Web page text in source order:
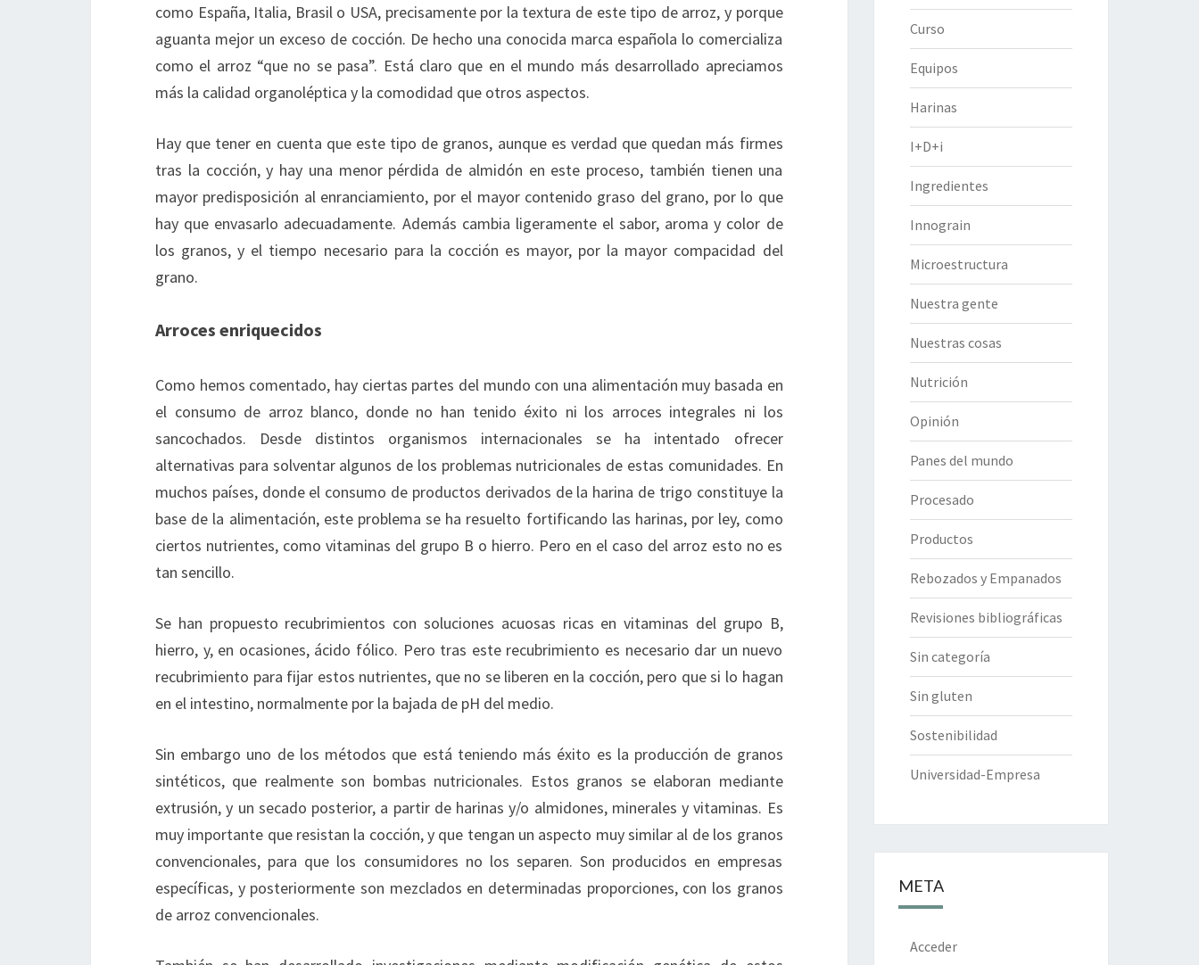
como España, Italia, Brasil o USA, precisamente por la textura de este tipo de arroz, y porque
aguanta mejor un exceso de cocción. De hecho una conocida marca española lo comercializa
como el arroz “que no se pasa”. Está claro que en el mundo más desarrollado apreciamos
más la calidad organoléptica y la comodidad que otros aspectos.
Hay que tener en cuenta que este tipo de granos, aunque es verdad que quedan más firmes
tras la cocción, y hay una menor pérdida de almidón en este proceso, también tienen una
mayor predisposición al enranciamiento, por el mayor contenido graso del grano, por lo que
hay que envasarlo adecuadamente. Además cambia ligeramente el sabor, aroma y color de
los granos, y el tiempo necesario para la cocción es mayor, por la mayor compacidad del
grano.
Arroces enriquecidos
Como hemos comentado, hay ciertas partes del mundo con una alimentación muy basada en
el consumo de arroz blanco, donde no han tenido éxito ni los arroces integrales ni los
sancochados. Desde distintos organismos internacionales se ha intentado ofrecer
alternativas para solventar algunos de los problemas nutricionales de estas comunidades. En
muchos países, donde el consumo de productos derivados de la harina de trigo constituye la
base de la alimentación, este problema se ha resuelto fortificando las harinas, por ley, como
ciertos nutrientes, como vitaminas del grupo B o hierro. Pero en el caso del arroz esto no es
tan sencillo.
Se han propuesto recubrimientos con soluciones acuosas ricas en vitaminas del grupo B,
hierro, y, en ocasiones, ácido fólico. Pero tras este recubrimiento es necesario dar un nuevo
recubrimiento para fijar estos nutrientes, que no se liberen en la cocción, pero que si lo hagan
en el intestino, normalmente por la bajada de pH del medio.
Sin embargo uno de los métodos que está teniendo más éxito es la producción de granos
sintéticos, que realmente son bombas nutricionales. Estos granos se elaboran mediante
extrusión, y un secado posterior, a partir de harinas y/o almidones, minerales y vitaminas. Es
muy importante que resistan la cocción, y que tengan un aspecto muy similar al de los granos
convencionales, para que los consumidores no los separen. Son producidos en empresas
específicas, y posteriormente son mezclados en determinadas proporciones, con los granos
de arroz convencionales.
Curso
Equipos
Harinas
I+D+i
Ingredientes
Innograin
Microestructura
Nuestra gente
Nuestras cosas
Nutrición
Opinión
Panes del mundo
Procesado
Productos
Rebozados y Empanados
Revisiones bibliográficas
Sin categoría
Sin gluten
Sostenibilidad
Universidad-Empresa
META
Acceder